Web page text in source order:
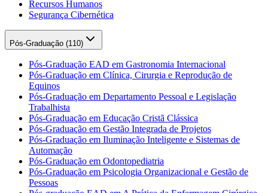
Recursos Humanos
Segurança Cibernética
Pós-Graduação (110)
Pós-Graduação EAD em Gastronomia Internacional
Pós-Graduação em Clínica, Cirurgia e Reprodução de
Equinos
Pós-Graduação em Departamento Pessoal e Legislação
Trabalhista
Pós-Graduação em Educação Cristã Clássica
Pós-Graduação em Gestão Integrada de Projetos
Pós-Graduação em Iluminação Inteligente e Sistemas de
Automação
Pós-Graduação em Odontopediatria
Pós-Graduação em Psicologia Organizacional e Gestão de
Pessoas